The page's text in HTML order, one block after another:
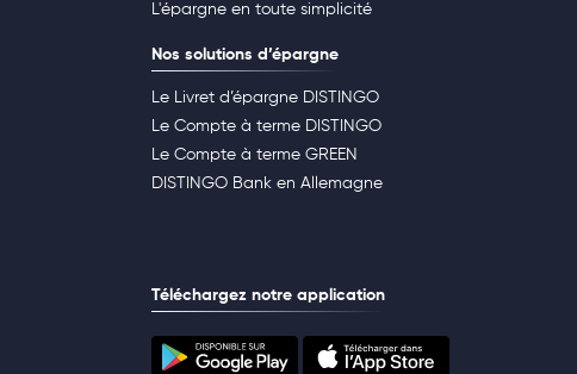
L'épargne en toute simplicité
Nos solutions d’épargne
Le Livret d’épargne DISTINGO
Le Compte à terme DISTINGO
Le Compte à terme GREEN
DISTINGO Bank en Allemagne
Téléchargez notre application